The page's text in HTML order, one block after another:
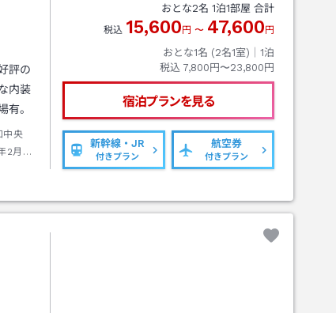
評の
内装
有。
中央
2月27
おとな2名 1泊1部屋 合計
税込 15,600 円 〜 47,600 円
おとな1名 (2名1室)｜ 1泊
税込 7,800円〜23,800円
宿泊プランを見る
新幹線・JR
付きプラン
航空券
付きプラン